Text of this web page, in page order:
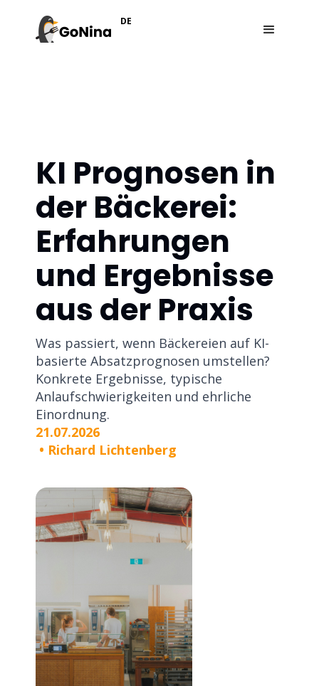
DE
KI Prognosen in
der Bäckerei:
Erfahrungen
und Ergebnisse
aus der Praxis
Was passiert, wenn Bäckereien auf KI-
basierte Absatzprognosen umstellen?
Konkrete Ergebnisse, typische
Anlaufschwierigkeiten und ehrliche
Einordnung.
21.07.2026
• Richard Lichtenberg